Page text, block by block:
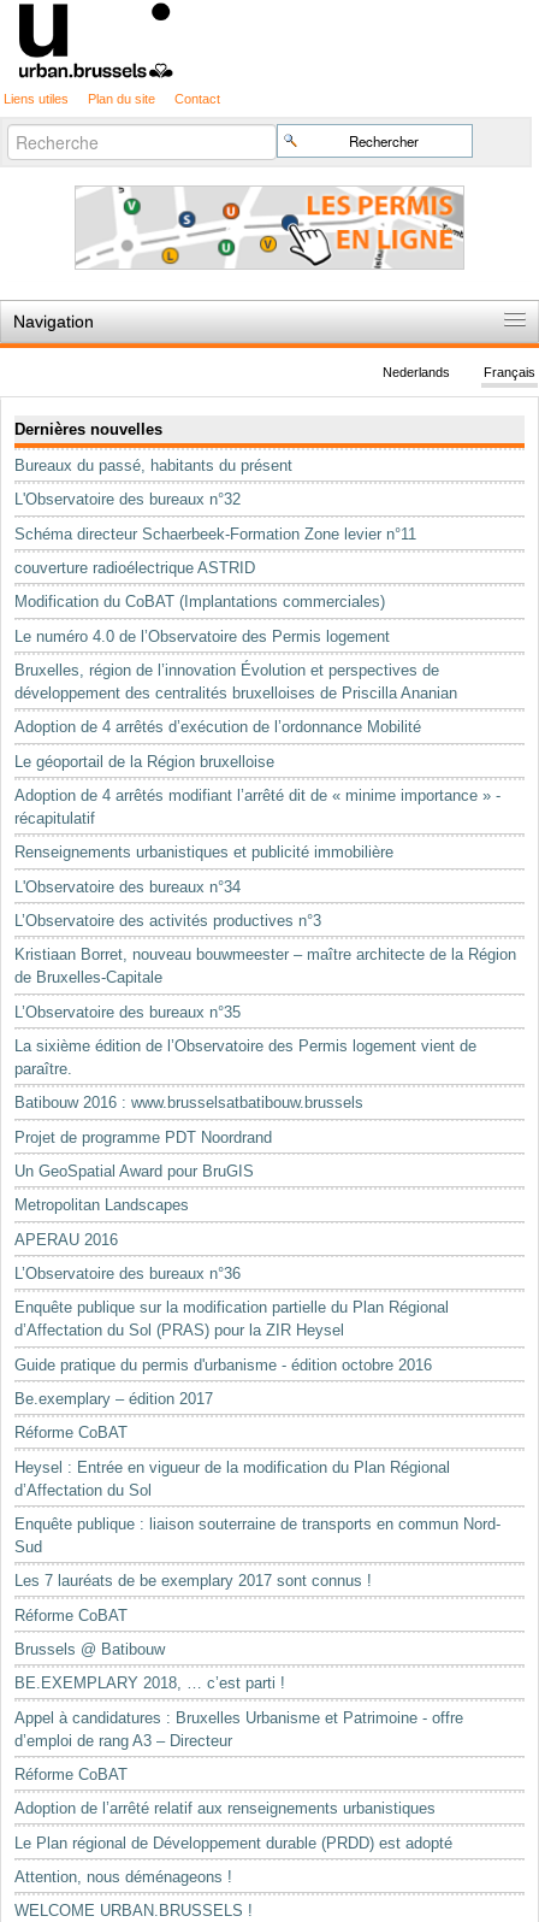
Liens utiles Plan du site Contact
Chercher par
Recherche
avancée…
Navigation
Règles du jeu
Permis d'urbanisme
Cartographie
Etudes et publications
Mots-clés
Renseignements urbanistiques
Français
Nederlands
Dernières nouvelles
Bureaux du passé, habitants du présent
L'Observatoire des bureaux n°32
Schéma directeur Schaerbeek-Formation Zone levier n°11
couverture radioélectrique ASTRID
Modification du CoBAT (Implantations commerciales)
Le numéro 4.0 de l’Observatoire des Permis logement
Bruxelles, région de l’innovation Évolution et perspectives de
développement des centralités bruxelloises de Priscilla Ananian
Adoption de 4 arrêtés d’exécution de l’ordonnance Mobilité
Le géoportail de la Région bruxelloise
Adoption de 4 arrêtés modifiant l’arrêté dit de « minime importance » -
récapitulatif
Renseignements urbanistiques et publicité immobilière
L'Observatoire des bureaux n°34
L’Observatoire des activités productives n°3
Kristiaan Borret, nouveau bouwmeester – maître architecte de la Région
de Bruxelles-Capitale
L’Observatoire des bureaux n°35
La sixième édition de l’Observatoire des Permis logement vient de
paraître.
Batibouw 2016 : www.brusselsatbatibouw.brussels
Projet de programme PDT Noordrand
Un GeoSpatial Award pour BruGIS
Metropolitan Landscapes
APERAU 2016
L’Observatoire des bureaux n°36
Enquête publique sur la modification partielle du Plan Régional
d’Affectation du Sol (PRAS) pour la ZIR Heysel
Guide pratique du permis d'urbanisme - édition octobre 2016
Be.exemplary – édition 2017
Réforme CoBAT
Heysel : Entrée en vigueur de la modification du Plan Régional
d’Affectation du Sol
Enquête publique : liaison souterraine de transports en commun Nord-
Sud
Les 7 lauréats de be exemplary 2017 sont connus !
Réforme CoBAT
Brussels @ Batibouw
BE.EXEMPLARY 2018, … c’est parti !
Appel à candidatures : Bruxelles Urbanisme et Patrimoine - offre
d’emploi de rang A3 – Directeur
Réforme CoBAT
Adoption de l’arrêté relatif aux renseignements urbanistiques
Le Plan régional de Développement durable (PRDD) est adopté
Attention, nous déménageons !
WELCOME URBAN.BRUSSELS !